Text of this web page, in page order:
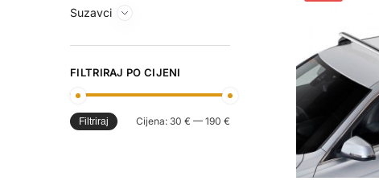
Suzavci
FILTRIRAJ PO CIJENI
Filtriraj Cijena: 30 € — 190 €